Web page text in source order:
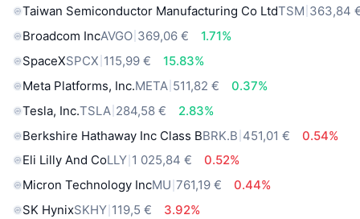
Taiwan Semiconductor Manufacturing Co LtdTSM 363,84
Broadcom IncAVGO 369,06 €
1.71%
SpaceXSPCX 115,99 €
15.83%
Meta Platforms, Inc.META 511,82 €
0.37%
Tesla, Inc.TSLA 284,58 €
2.83%
Berkshire Hathaway Inc Class BBRK.B 451,01 €
0.54%
Eli Lilly And CoLLY 1 025,84 €
0.52%
Micron Technology IncMU 761,19 €
0.44%
SK HynixSKHY 119,5 €
3.92%